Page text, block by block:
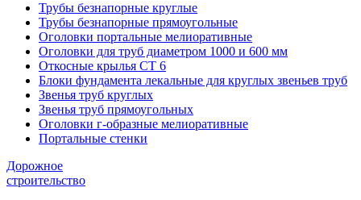
Трубы безнапорные круглые
Трубы безнапорные прямоугольные
Оголовки портальные мелиоративные
Оголовки для труб диаметром 1000 и 600 мм
Откосные крылья СТ 6
Блоки фундамента лекальные для круглых звеньев труб
Звенья труб круглых
Звенья труб прямоугольных
Оголовки г-образные мелиоративные
Портальные стенки
Дорожное
строительство